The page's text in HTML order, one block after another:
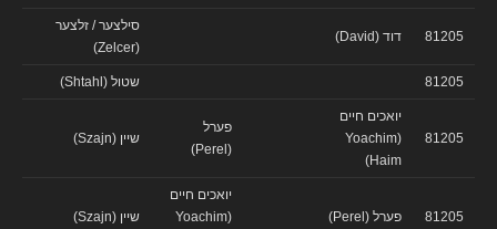
81205 דוד (David)
סילצער / זלצער
(Zelcer)
81205 שטול (Shtahl)
81205
יואכים חיים
(Yoachim
Haim)
פערל
(Perel)
שיין (Szajn)
81205 פערל (Perel)
יואכים חיים
(Yoachim
שיין (Szajn)